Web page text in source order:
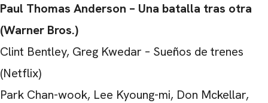
Paul Thomas Anderson – Una batalla tras otra
(Warner Bros.)
Clint Bentley, Greg Kwedar – Sueños de trenes
(Netflix)
Park Chan-wook, Lee Kyoung-mi, Don Mckellar,